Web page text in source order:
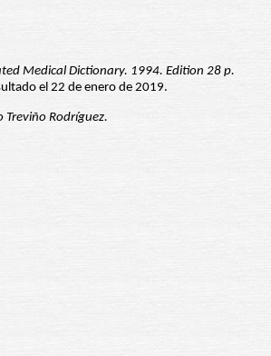
Medical Dictionary. 1994. Edition 28 p.
el 22 de enero de 2019.
Treviño Rodríguez.